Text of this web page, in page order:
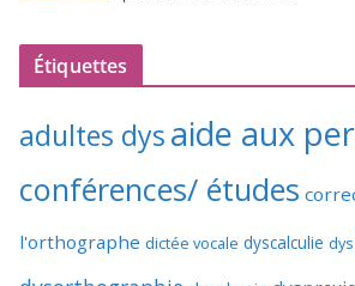
Étiquettes
adultes dysaide aux
conférences/ études
l'orthographe dictée vocale dyscalculie